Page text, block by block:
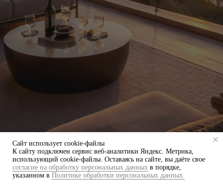
Сайт использует cookie-файлы
К cайту подключен сервис веб-аналитики Яндекс. Метрика,
использующий cookie-файлы. Оставаясь на сайте, вы даёте свое
согласие на обработку персональных данных в порядке,
указанном в Политике обработки персональных данных.